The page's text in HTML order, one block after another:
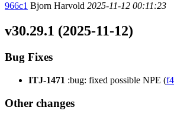
966c1 Bjorn Harvold 2025-11-12 00:11:23
v30.29.1 (2025-11-12)
Bug Fixes
ITJ-1471 :bug: fixed possible NPE (
Other changes